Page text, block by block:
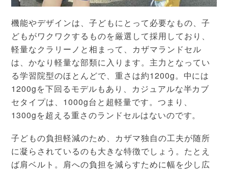
機能やデザインは、子どもにとって必要なもの、子
どもがワクワクするものを厳選して採用しており、
軽量なクラリーノと相まって、カザマランドセル
は、かなり軽量な部類に入ります。主力となってい
る学習院型のほとんどで、重さは約1200g。中には
1200gを下回るモデルもあり、カジュアルな半カブ
セタイプは、1000g台と超軽量です。つまり、
1300gを超える重さのランドセルはないのです。
子どもの負担軽減のため、カザマ独自の工夫が随所
に凝らされているのも大きな特徴でしょう。たとえ
ば肩ベルト。肩への負担を減らすために幅を少し広